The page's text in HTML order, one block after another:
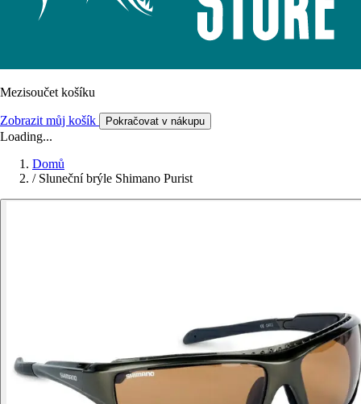
Mezisoučet košíku
Zobrazit můj košík Pokračovat v nákupu
Loading...
Domů
/ Sluneční brýle Shimano Purist